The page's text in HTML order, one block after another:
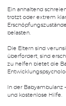
SUCHE
Ein anhaltend
trotzt oder extrem
belasten.
Die Eltern sind
überfordert, sind
zu helfen bietet die
In der
und kostenlose Hilfe.